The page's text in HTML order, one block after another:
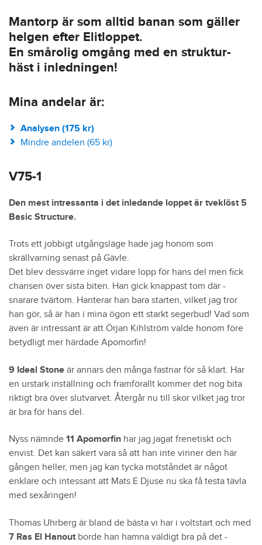
Mantorp är som alltid banan som gäller
helgen efter Elitloppet.
En smårolig omgång med en struktur-
häst i inledningen!
Mina andelar är:
Analysen (175 kr)
Mindre andelen (65 kr)
V75-1
Den mest intressanta i det inledande loppet är tveklöst 5
Basic Structure.
Trots ett jobbigt utgångsläge hade jag honom som
skrällvarning senast på Gävle.
Det blev dessvärre inget vidare lopp för hans del men fick
chansen över sista biten. Han gick knappast tom där -
snarare tvärtom. Hanterar han bara starten, vilket jag tror
han gör, så är han i mina ögon ett starkt segerbud! Vad som
även är intressant är att Örjan Kihlström valde honom före
betydligt mer härdade Apomorfin!
9 Ideal Stone är annars den många fastnar för så klart. Har
en urstark inställning och framförallt kommer det nog bita
riktigt bra över slutvarvet. Återgår nu till skor vilket jag tror
är bra för hans del.
Nyss nämnde 11 Apomorfin har jag jagat frenetiskt och
envist. Det kan säkert vara så att han inte vinner den här
gången heller, men jag kan tycka motståndet är något
enklare och intessant att Mats E Djuse nu ska få testa tävla
med sexåringen!
Thomas Uhrberg är bland de bästa vi har i voltstart och med
7 Ras El Hanoutborde han hamna väldigt bra på det -